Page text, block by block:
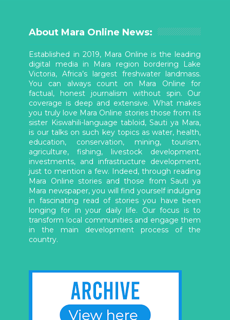
About Mara Online News:
Established in 2019, Mara Online is the leading
digital media in Mara region bordering Lake
Victoria, Africa’s largest freshwater landmass.
You can always count on Mara Online for
factual, honest journalism without spin. Our
coverage is deep and extensive. What makes
you truly love Mara Online stories those from its
sister Kiswahili-language tabloid, Sauti ya Mara,
is our talks on such key topics as water, health,
education, conservation, mining, tourism,
agriculture, fishing, livestock development,
investments, and infrastructure development,
just to mention a few. Indeed, through reading
Mara Online stories and those from Sauti ya
Mara newspaper, you will find yourself indulging
in fascinating read of stories you have been
longing for in your daily life. Our focus is to
transform local communities and engage them
in the main development process of the
country.